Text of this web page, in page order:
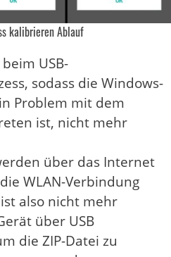
kalibrieren Ablauf
USB-
sodass die Windows-
Problem mit dem
ist, nicht mehr
über das Internet
WLAN-Verbindung
also nicht mehr
über USB
die ZIP-Datei zu